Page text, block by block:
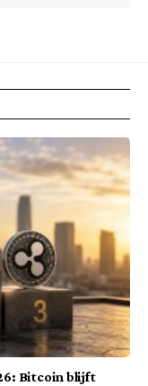
Bitcoin blijft